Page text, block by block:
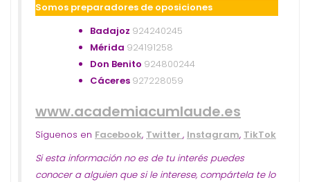
Somos preparadores de oposiciones
Badajoz 924240245
Mérida 924191258
Don Benito 924800244
Cáceres 927228059
www.academiacumlaude.es
Síguenos en Facebook, Twitter , Instagram, TikTok
Si esta información no es de tu interés puedes
conocer a alguien que si le interese, compártela te lo